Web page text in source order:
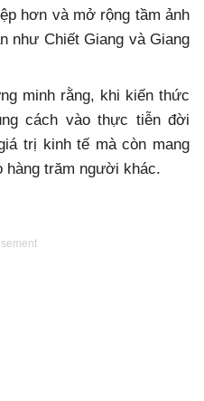
hơn và mở rộng tầm ảnh
như Chiết Giang và Giang
minh rằng, khi kiến thức
cách vào thực tiễn đời
trị kinh tế mà còn mang
trăm người khác.